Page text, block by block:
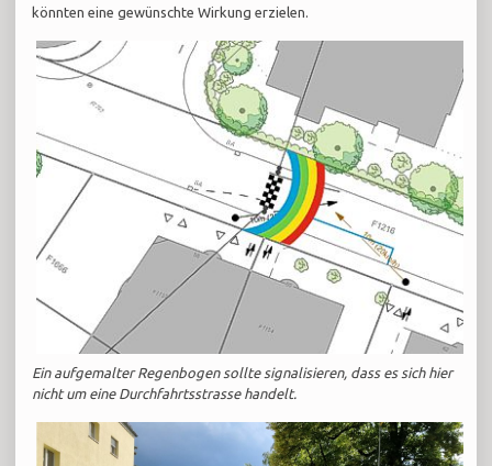
könnten eine gewünschte Wirkung erzielen.
Ein aufgemalter Regenbogen sollte signalisieren, dass es sich hier
nicht um eine Durchfahrtsstrasse handelt.